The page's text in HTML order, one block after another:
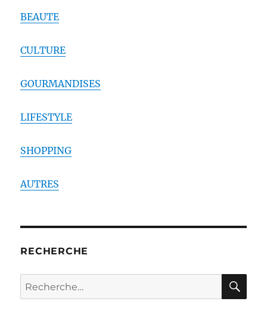
BEAUTE
CULTURE
GOURMANDISES
LIFESTYLE
SHOPPING
AUTRES
RECHERCHE
Recherche
pour :